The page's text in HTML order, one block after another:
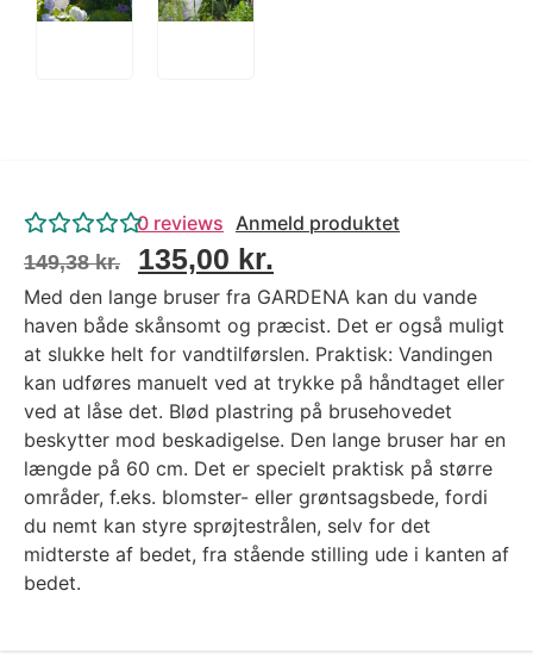
0 reviews Anmeld produktet
149,38kr. 135,00 kr.
Med den lange bruser fra GARDENA kan du vande
haven både skånsomt og præcist. Det er også muligt
at slukke helt for vandtilførslen. Praktisk: Vandingen
kan udføres manuelt ved at trykke på håndtaget eller
ved at låse det. Blød plastring på brusehovedet
beskytter mod beskadigelse. Den lange bruser har en
længde på 60 cm. Det er specielt praktisk på større
områder, f.eks. blomster- eller grøntsagsbede, fordi
du nemt kan styre sprøjtestrålen, selv for det
midterste af bedet, fra stående stilling ude i kanten af
bedet.